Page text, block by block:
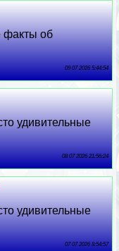
факты об
09 07 2026 5:44:54
удивительные
08 07 2026 21:56:24
удивительные
07 07 2026 8:54:57